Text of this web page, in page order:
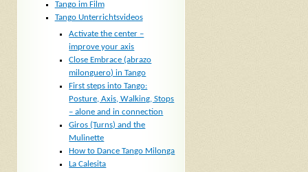
Tango im Film
Tango Unterrichtsvideos
Activate the center –
improve your axis
Close Embrace (abrazo
milonguero) in Tango
First steps into Tango:
Posture, Axis, Walking, Stops
– alone and in connection
Giros (Turns) and the
Mulinette
How to Dance Tango Milonga
La Calesita